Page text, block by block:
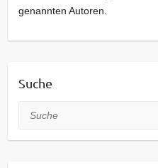
genannten Autoren.
Suche
Suche